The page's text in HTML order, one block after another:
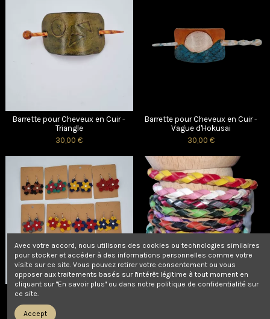
Barrette pour Cheveux en Cuir -
Triangle
30,00 €
Barrette pour Cheveux en Cuir -
Vague d'Hokusai
30,00 €
Boucles d’Oreilles en Cuir Sakura
Avec votre accord, nous utilisons des cookies ou technologies similaires
pour stocker et accéder à des informations personnelles comme votre
visite sur ce site. Vous pouvez retirer votre consentement ou vous
opposer aux traitements basés sur l'intérêt légitime à tout moment en
cliquant sur "En savoir plus" ou dans notre politique de confidentialité sur
ce site.
Accept